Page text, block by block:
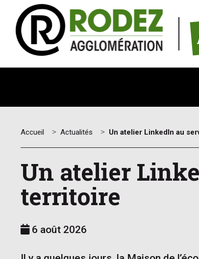
Panneau de gestion des cookies
Accueil > Actualités > Un atelier Linkedln au
Un atelier
territoire
6 août 2026